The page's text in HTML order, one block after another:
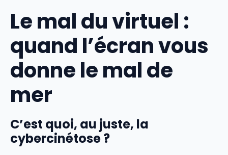
Le mal du virtuel :
quand l’écran vous
donne le mal de
mer
C’est quoi, au juste, la
cybercinétose ?